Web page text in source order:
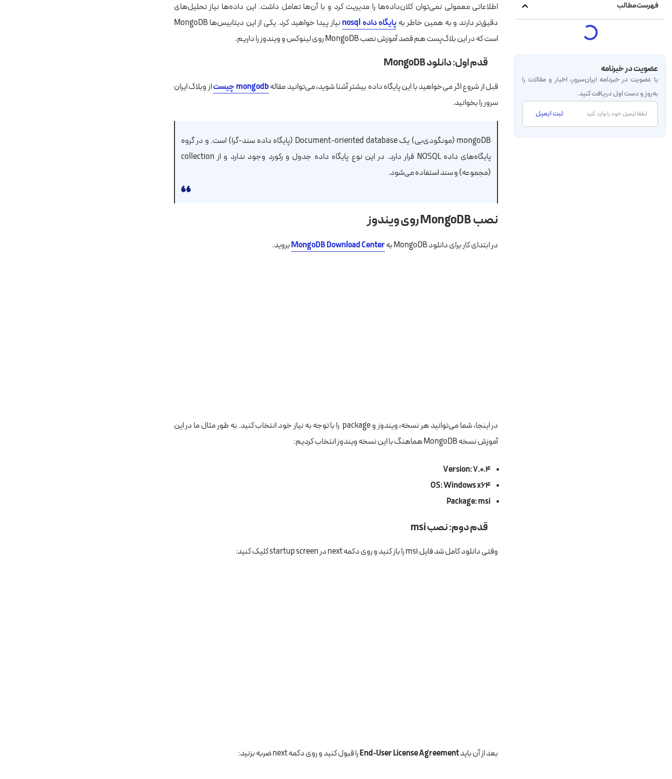
فهرست مطالب
عضویت در خبرنامه
با عضویت در خبرنامه‌ ایران‌سرور، اخبار و مقالات را
به‌روز و دست اول دریافت کنید.
ثبت ایمیل
اطلاعاتی معمولی نمی‌توان کلان‌داده‌ها را مدیریت کرد و با آن‌ها تعامل داشت. این داده‌ها نیاز تحلیل‌های
دقیق‌تر دارند و به همین خاطر به پایگاه داده nosql
نیاز پیدا خواهید کرد. یکی از این دیتابیس‌ها MongoDB
است که در این بلاگ‌پست هم قصد آموزش نصب MongoDB روی لینوکس و ویندوز را داریم.
قدم اول: دانلود MongoDB
قبل از شروعاگر می‌خواهید با این پایگاه داده بیشتر آشنا شوید، می‌توانید مقالهmongodb چیست
از وبلاگ ایران
سرور را بخوانید.
mongoDB (مونگودی‌بی) یک Document-oriented database (پایگاه داده سند-گرا) است. و در گروه
پایگاه‌های داده NOSQL قرار دارد. در این نوع پایگاه داده جدول و رکورد وجود ندارد و از collection
(مجموعه) و سند استفاده می‌شود.
نصب MongoDB روی ویندوز
در ابتدای کار برای دانلود MongoDB به MongoDB Download Centerبروید.
در اینجا، شما می‌توانید هر نسخه، ویندوز و package را با توجه به نیاز خود انتخاب کنید. به طور مثال ما در این
آموزش نسخه MongoDB هماهنگ با این نسخه ویندوز انتخاب کردیم:
Version: 7.0.4
OS: Windows x64
Package: msi
قدم دوم: نصب msi
وقتی دانلود کامل شد فایل msi را باز کنید و روی دکمه next در startup screen کلیک کنید:
بعد از آن بایدEnd-User License Agreementرا قبول کنید و روی دکمه next ضربه بزنید: